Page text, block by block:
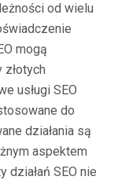
od wielu
mogą
usługi SEO
do
działania są
aspektem
działań SEO nie